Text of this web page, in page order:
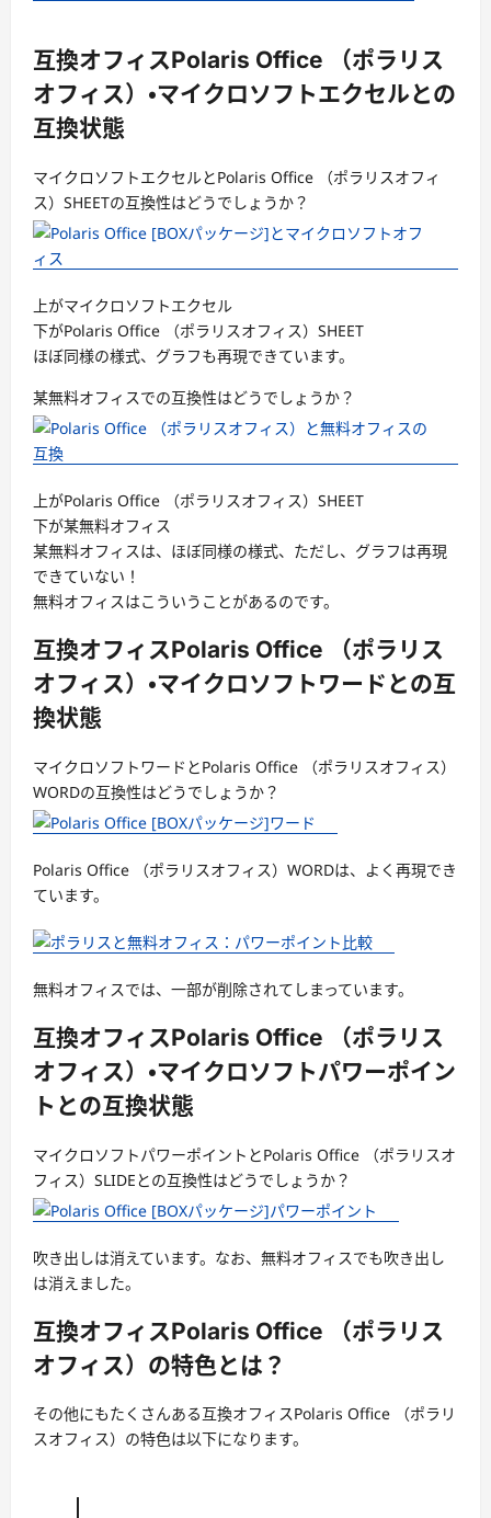
互換オフィスPolaris Office （ポラリス
オフィス）・マイクロソフトエクセルとの
互換状態
マイクロソフトエクセルとPolaris Office （ポラリスオフィ
ス）SHEETの互換性はどうでしょうか？
上がマイクロソフトエクセル
下がPolaris Office （ポラリスオフィス）SHEET
ほぼ同様の様式、グラフも再現できています。
某無料オフィスでの互換性はどうでしょうか？
上がPolaris Office （ポラリスオフィス）SHEET
下が某無料オフィス
某無料オフィスは、ほぼ同様の様式、ただし、グラフは再現
できていない！
無料オフィスはこういうことがあるのです。
互換オフィスPolaris Office （ポラリス
オフィス）・マイクロソフトワードとの互
換状態
マイクロソフトワードとPolaris Office （ポラリスオフィス）
WORDの互換性はどうでしょうか？
Polaris Office （ポラリスオフィス）WORDは、よく再現でき
ています。
無料オフィスでは、一部が削除されてしまっています。
互換オフィスPolaris Office （ポラリス
オフィス）・マイクロソフトパワーポイン
トとの互換状態
マイクロソフトパワーポイントとPolaris Office （ポラリスオ
フィス）SLIDEとの互換性はどうでしょうか？
吹き出しは消えています。なお、無料オフィスでも吹き出し
は消えました。
互換オフィスPolaris Office （ポラリス
オフィス）の特色とは？
その他にもたくさんある互換オフィスPolaris Office （ポラリ
スオフィス）の特色は以下になります。